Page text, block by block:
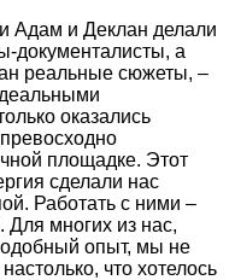
Адам и Деклан делали
документалисты, а
реальные сюжеты, –
оказались
площадке. Этот
сделали нас
Работать с ними –
многих из нас,
опыт, мы не
что хотелось